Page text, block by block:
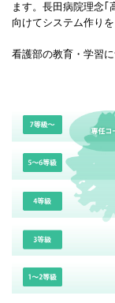
ます。長田病院理念｢
向けてシステム作り
看護部の教育・学習